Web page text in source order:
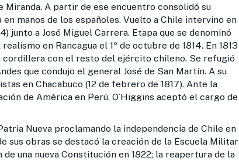
Miranda. A partir de ese encuentro consolidó su
manos de los españoles. Vuelto a Chile intervino en
junto a José Miguel Carrera. Etapa que se denominó
en Rancagua el 1º de octubre de 1814. En 1813
cordillera con el resto del ejército chileno. Se refugió
que condujo el general José de San Martín. A su
en Chacabuco (12 de febrero de 1817). Ante la
de América en Perú, O´Higgins aceptó el cargo de
Nueva proclamando la independencia de Chile en
sus obras se destacó la creación de la Escuela Militar
una nueva Constitución en 1822; la reapertura de la